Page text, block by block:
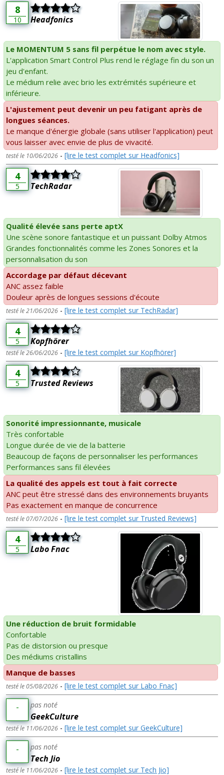
8
10 Headfonics
Le MOMENTUM 5 sans fil perpétue le nom avec style.
L'application Smart Control Plus rend le réglage fin du son un
jeu d'enfant.
Le médium relie avec brio les extrémités supérieure et
inférieure.
L'ajustement peut devenir un peu fatigant après de
longues séances.
Le manque d'énergie globale (sans utiliser l'application) peut
vous laisser avec envie de plus de vivacité.
testé le 10/06/2026 - [lire le test complet sur Headfonics]
4
5 TechRadar
Qualité élevée sans perte aptX
Une scène sonore fantastique et un puissant Dolby Atmos
Grandes fonctionnalités comme les Zones Sonores et la
personnalisation du son
Accordage par défaut décevant
ANC assez faible
Douleur après de longues sessions d'écoute
testé le 21/06/2026 - [lire le test complet sur TechRadar]
4
5 Kopfhörer
testé le 26/06/2026 - [lire le test complet sur Kopfhörer]
4
5 Trusted Reviews
Sonorité impressionnante, musicale
Très confortable
Longue durée de vie de la batterie
Beaucoup de façons de personnaliser les performances
Performances sans fil élevées
La qualité des appels est tout à fait correcte
ANC peut être stressé dans des environnements bruyants
Pas exactement en manque de concurrence
testé le 07/07/2026 - [lire le test complet sur Trusted Reviews]
4
5 Labo Fnac
Une réduction de bruit formidable
Confortable
Pas de distorsion ou presque
Des médiums cristallins
Manque de basses
testé le 05/08/2026 - [lire le test complet sur Labo Fnac]
- pas noté
GeekCulture
testé le 11/06/2026 - [lire le test complet sur GeekCulture]
- pas noté
Tech Jio
testé le 11/06/2026 - [lire le test complet sur Tech Jio]